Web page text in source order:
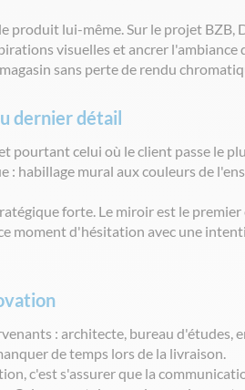
produit lui-même. Sur le projet
visuelles et ancrer
sans perte de rendu
dernier détail
celui où le client passe le
habillage mural aux couleurs de
forte. Le miroir est le
moment d'hésitation avec une
: architecte, bureau d'études,
de temps lors de la livraison.
c'est s'assurer que la